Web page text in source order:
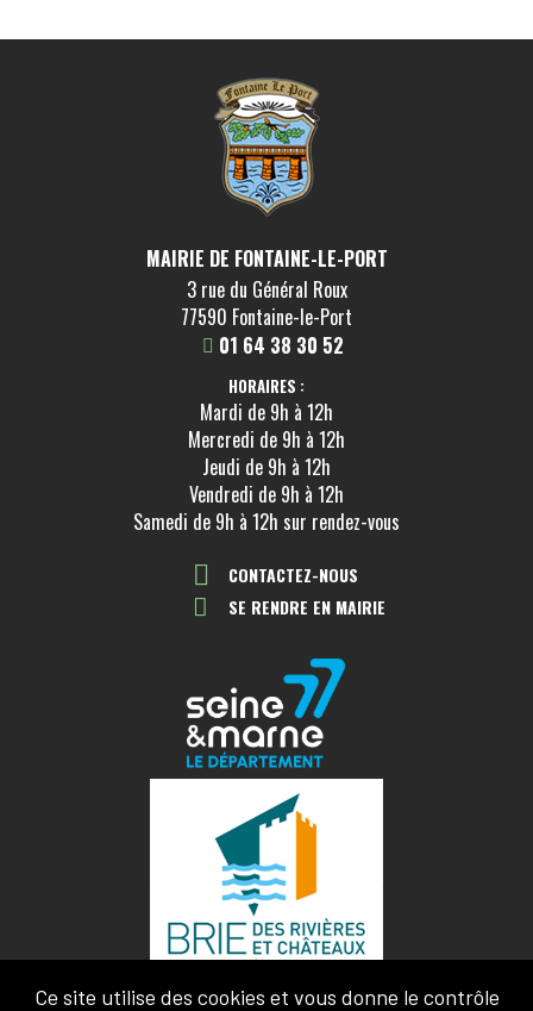
MAIRIE DE FONTAINE-LE-PORT
3 rue du Général Roux
77590 Fontaine-le-Port
01 64 38 30 52
HORAIRES :
Mardi de 9h à 12h
Mercredi de 9h à 12h
Jeudi de 9h à 12h
Vendredi de 9h à 12h
Samedi de 9h à 12h sur rendez-vous
CONTACTEZ-NOUS
SE RENDRE EN MAIRIE
Ce site utilise des cookies et vous donne le contrôle